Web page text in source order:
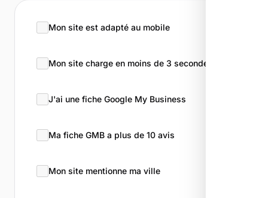
Mon site est adapté au mobile
Mon site charge en moins de 3 secondes
J'ai une fiche Google My Business
Ma fiche GMB a plus de 10 avis
Mon site mentionne ma ville